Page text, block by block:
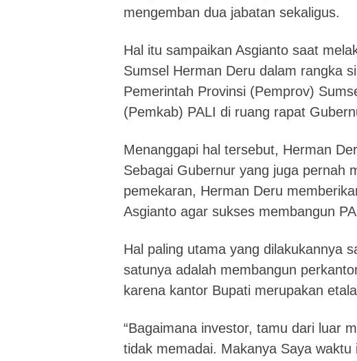
mengemban dua jabatan sekaligus.
Hal itu sampaikan Asgianto saat
Sumsel Herman Deru dalam rangka
Pemerintah Provinsi (Pemprov)
(Pemkab) PALI di ruang rapat
Menanggapi hal tersebut, Herman
Sebagai Gubernur yang juga pernah
pemekaran, Herman Deru
Asgianto agar sukses membangun
Hal paling utama yang dilakukannya
satunya adalah membangun
karena kantor Bupati merupakan
“Bagaimana investor, tamu dari luar
tidak memadai. Makanya Saya